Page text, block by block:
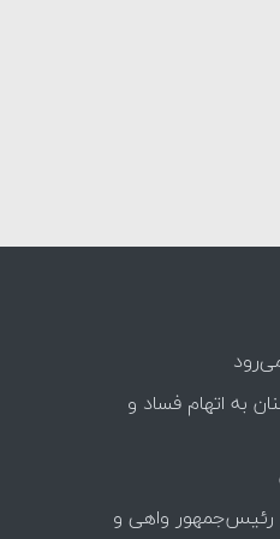
به اتهام فساد و
رئیس‌جمهور واهی و